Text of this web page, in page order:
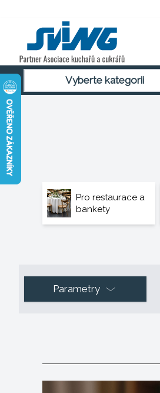
Vyberte kategorii
Pro restaurace a
bankety
Parametry